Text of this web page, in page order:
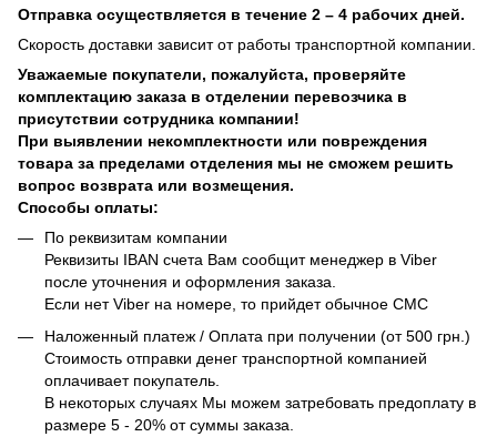
Отправка осуществляется в течение 2 – 4 рабочих дней.
Скорость доставки зависит от работы транспортной компании.
Уважаемые покупатели, пожалуйста, проверяйте
комплектацию заказа в отделении перевозчика в
присутствии сотрудника компании!
При выявлении некомплектности или повреждения
товара за пределами отделения мы не сможем решить
вопрос возврата или возмещения.
Способы оплаты:
По реквизитам компании
Реквизиты IBAN счета Вам сообщит менеджер в Viber
после уточнения и оформления заказа.
Если нет Viber на номере, то прийдет обычное СМС
Наложенный платеж / Оплата при получении (от 500 грн.)
Стоимость отправки денег транспортной компанией
оплачивает покупатель.
В некоторых случаях Мы можем затребовать предоплату в
размере 5 - 20% от суммы заказа.